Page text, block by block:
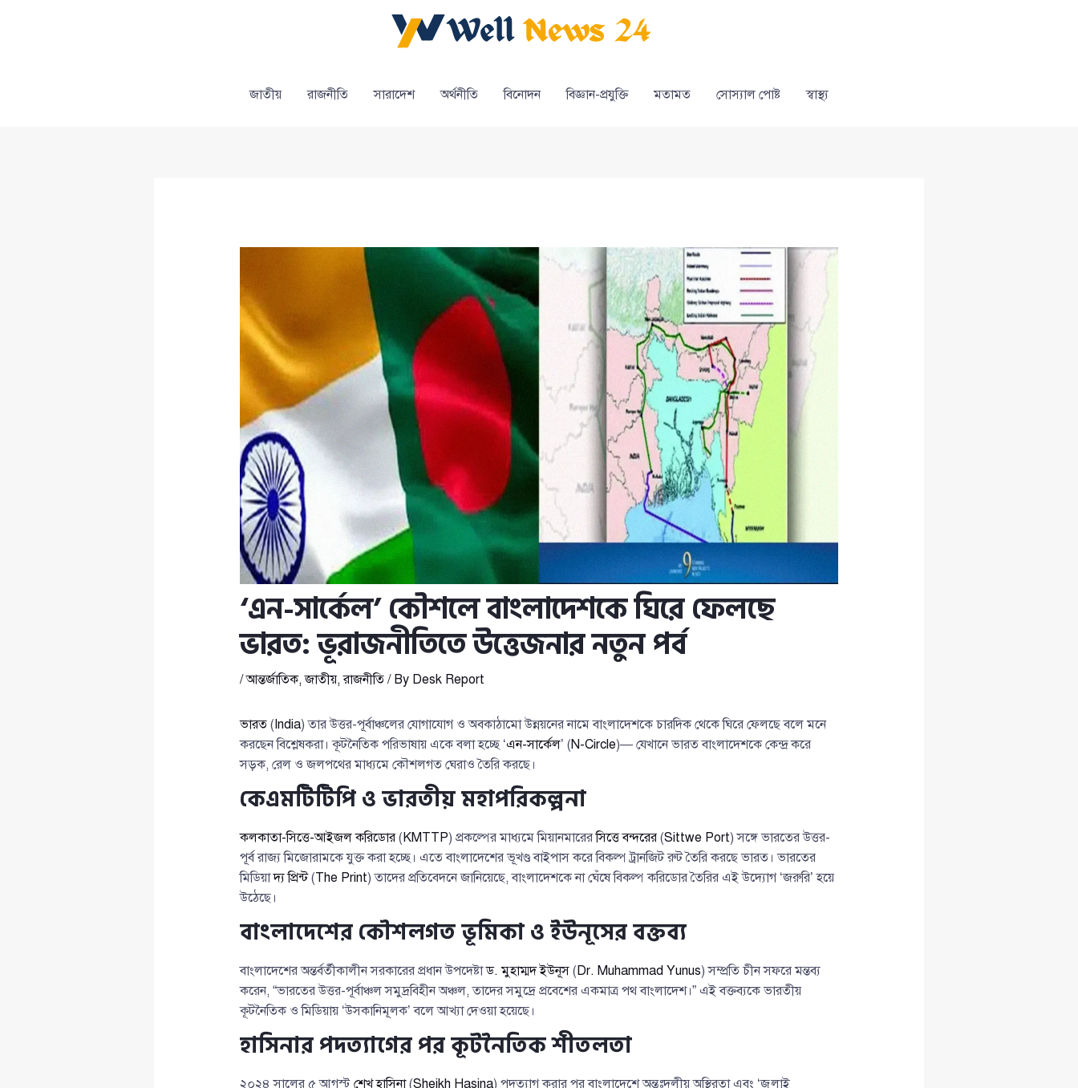
জাতীয় রাজনীতি সারাদেশ অর্থনীতি বিনোদন বিজ্ঞান-প্রযুক্তি মতামত সোস্যাল পোষ্ট স্বাস্থ্য
‘এন-সার্কেল’ কৌশলে বাংলাদেশকে ঘিরে ফেলছে
ভারত: ভূরাজনীতিতে উত্তেজনার নতুন পর্ব
/আন্তর্জাতিক,জাতীয়,রাজনীতি/ By Desk Report
ভারত(India) তার উত্তর-পূর্বাঞ্চলের যোগাযোগ ও অবকাঠামো উন্নয়নের নামে বাংলাদেশকে চারদিক থেকে ঘিরে ফেলছে বলে মনে
করছেন বিশ্লেষকরা। কূটনৈতিক পরিভাষায় একে বলা হচ্ছে ‘এন-সার্কেল’ (N-Circle)— যেখানে ভারত বাংলাদেশকে কেন্দ্র করে
সড়ক, রেল ও জলপথের মাধ্যমে কৌশলগত ঘেরাও তৈরি করছে।
কেএমটিটিপি ও ভারতীয় মহাপরিকল্পনা
কলকাতা-সিত্তে-আইজল করিডোর(KMTTP) প্রকল্পের মাধ্যমে মিয়ানমারেরসিত্তে বন্দরের(Sittwe Port) সঙ্গে ভারতের উত্তর-
পূর্ব রাজ্য মিজোরামকে যুক্ত করা হচ্ছে। এতে বাংলাদেশের ভূখণ্ড বাইপাস করে বিকল্প ট্রানজিট রুট তৈরি করছে ভারত। ভারতের
মিডিয়াদ্য প্রিন্ট(The Print) তাদের প্রতিবেদনে জানিয়েছে, বাংলাদেশকে না ঘেঁষে বিকল্প করিডোর তৈরির এই উদ্যোগ ‘জরুরি’ হয়ে
উঠেছে।
বাংলাদেশের কৌশলগত ভূমিকা ও ইউনূসের বক্তব্য
বাংলাদেশের অন্তর্বর্তীকালীন সরকারের প্রধান উপদেষ্টাড. মুহাম্মদ ইউনূস(Dr. Muhammad Yunus) সম্প্রতি চীন সফরে মন্তব্য
করেন, “ভারতের উত্তর-পূর্বাঞ্চল সমুদ্রবিহীন অঞ্চল, তাদের সমুদ্রে প্রবেশের একমাত্র পথ বাংলাদেশ।” এই বক্তব্যকে ভারতীয়
কূটনৈতিক ও মিডিয়ায় ‘উসকানিমূলক’ বলে আখ্যা দেওয়া হয়েছে।
হাসিনার পদত্যাগের পর কূটনৈতিক শীতলতা
২০২৪ সালের ৫ আগস্ট শেখ হাসিনা(Sheikh Hasina) পদত্যাগ করার পর বাংলাদেশে অন্তঃদলীয় অস্থিরতা এবং ‘জুলাই